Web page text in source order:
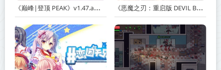
《巅峰|登顶 PEAK》v1.47.a【单机+联机】丨中文版网盘下载 《恶魔之刃：重启版 DEVIL BLADE REBOOT》v1.2.4-免安装中文版丨中文版网盘下载